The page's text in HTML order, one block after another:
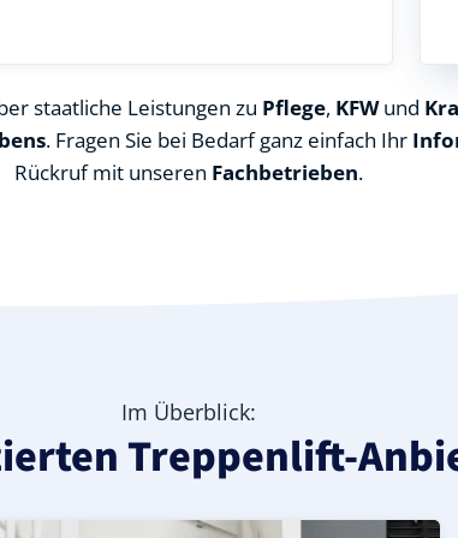
staatliche Leistungen zu Pflege, KFWund
. Fragen Sie bei Bedarf ganz einfach Ihr
Rückruf mit unseren Fachbetrieben.
Im Überblick:
Treppenlift-